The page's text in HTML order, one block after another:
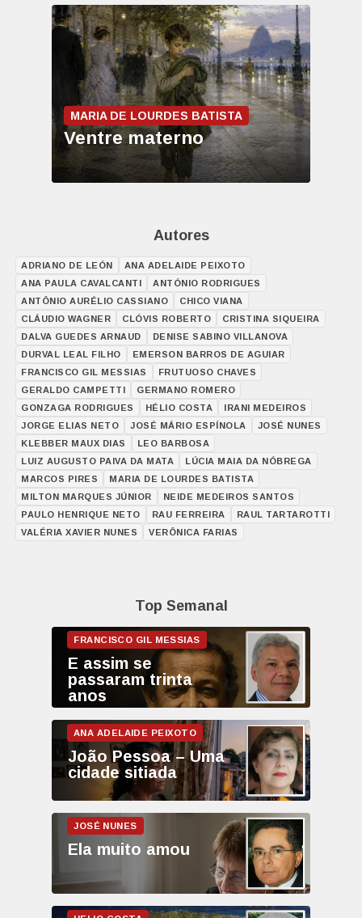
MARIA DE LOURDES BATISTA
Ventre materno
Autores
ADRIANO DE LEÓN
ANA ADELAIDE PEIXOTO
ANA PAULA CAVALCANTI
ANTÓNIO RODRIGUES
ANTÔNIO AURÉLIO CASSIANO
CHICO VIANA
CLÁUDIO WAGNER
CLÓVIS ROBERTO
CRISTINA SIQUEIRA
DALVA GUEDES ARNAUD
DENISE SABINO VILLANOVA
DURVAL LEAL FILHO
EMERSON BARROS DE AGUIAR
FRANCISCO GIL MESSIAS
FRUTUOSO CHAVES
GERALDO CAMPETTI
GERMANO ROMERO
GONZAGA RODRIGUES
HÉLIO COSTA
IRANI MEDEIROS
JORGE ELIAS NETO
JOSÉ MÁRIO ESPÍNOLA
JOSÉ NUNES
KLEBBER MAUX DIAS
LEO BARBOSA
LUIZ AUGUSTO PAIVA DA MATA
LÚCIA MAIA DA NÓBREGA
MARCOS PIRES
MARIA DE LOURDES BATISTA
MILTON MARQUES JÚNIOR
NEIDE MEDEIROS SANTOS
PAULO HENRIQUE NETO
RAU FERREIRA
RAUL TARTAROTTI
VALÉRIA XAVIER NUNES
VERÔNICA FARIAS
Top Semanal
E assim se
passaram trinta
anos
João Pessoa – Uma
cidade sitiada
Ela muito amou